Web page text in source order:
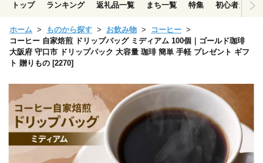
トップ ランキング 返礼品一覧 まち一覧 特集 初心者ガイド
ホーム ものから探す お飲み物
コーヒー
コーヒー 自家焙煎 ドリップバッグ ミディアム 100個｜ゴールド珈琲
大阪府 守口市 ドリップパック 大容量 珈琲 簡単 手軽 プレゼント ギフ
ト 贈りもの [2270]